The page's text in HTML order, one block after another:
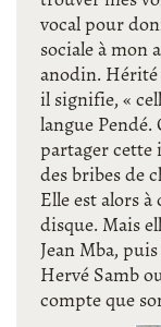
vocal pour
sociale à mon
anodin.
il signifie, «
langue Pendé.
partager cette
des bribes de
Elle est alors
disque. Mais
Jean Mba,
Hervé Samb
compte que